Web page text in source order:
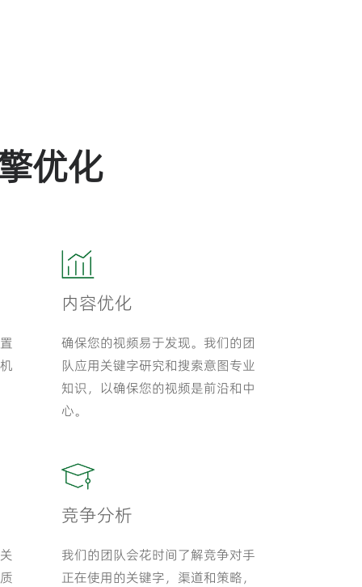
优化
内容优化
确保您的视频易于发现。我们的团
队应用关键字研究和搜索意图专业
知识，以确保您的视频是前沿和中
心。
竞争分析
我们的团队会花时间了解竞争对手
正在使用的关键字，渠道和策略，